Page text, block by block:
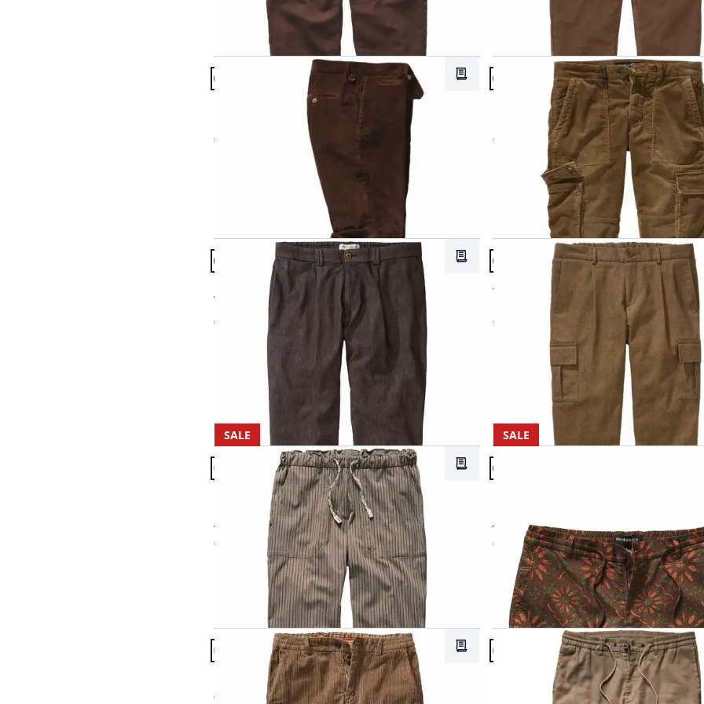
Amerikanische Größen
M XL
Artikel 7 von 20.
Passform Regular Fit.
Regular Fit
Ernst-Mey-Cord-Anzughose
€ 129,95
Merkzettel
Artikel 8 von 20.
Passform Regular Fit.
Regular Fit
Cord-Cargo Grips
€ 129,95
Artikel 10 von 20.
Passform Tapered Fit.
Tapered Fit
Aperto-Chino
€ 129,95
Merkzettel
Artikel 11 von 20.
Passform Regular Fit.
Regular Fit
Trilogie-Anzugcargo
€ 129,95
Artikel 13 von 20.
Passform Tapered Fit.
SALE
Tapered Fit
Hose Turn
€ 199,95
€ 139,95 (-30%)
Merkzettel
Artikel 14 von 20.
Passform Regular Fit.
SALE
Regular Fit
€ 79,95
€ 59,95 (-25%)
Artikel 16 von 20.
Hose Aldon
€ 199,95
Merkzettel
Artikel 17 von 20.
Passform Regular Fit.
Regular Fit
Backstuben-Leinenhose